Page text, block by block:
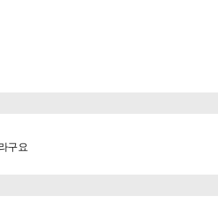
구요